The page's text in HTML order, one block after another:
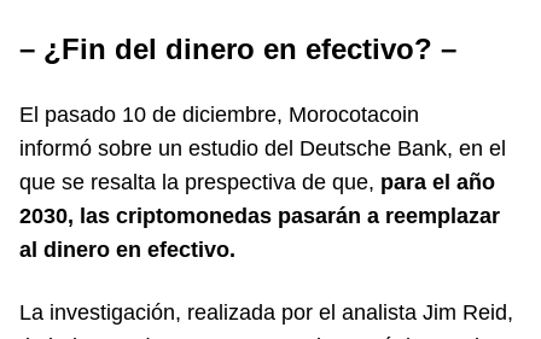
– ¿Fin del dinero en efectivo? –
El pasado 10 de diciembre, Morocotacoin
informó sobre un estudio del Deutsche Bank, en el
que se resalta la prespectiva de que, para el año
2030, las criptomonedas pasarán a reemplazar
al dinero en efectivo.
La investigación, realizada por el analista Jim Reid,